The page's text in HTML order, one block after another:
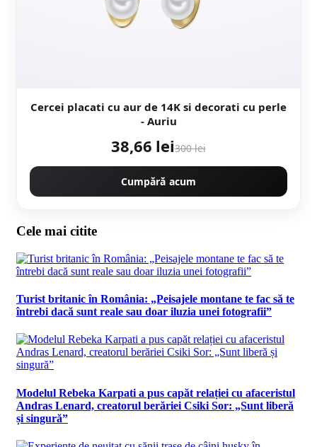
Cercei placati cu aur de 14K si decorati cu perle
- Auriu
38,66 lei300 lei
Cumpără acum
Cele mai citite
Turist britanic în România: „Peisajele montane te fac să te
întrebi dacă sunt reale sau doar iluzia unei fotografii”
Modelul Rebeka Karpati a pus capăt relației cu afaceristul
Andras Lenard, creatorul berăriei Csiki Sor: „Sunt liberă
și singură”